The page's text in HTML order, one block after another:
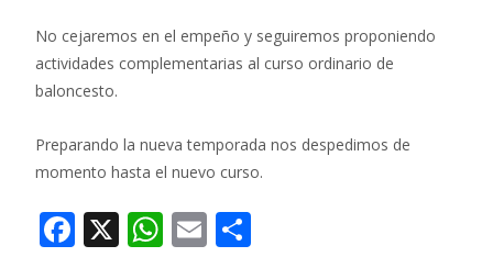
No cejaremos en el empeño y seguiremos proponiendo
actividades complementarias al curso ordinario de
baloncesto.
Preparando la nueva temporada nos despedimos de
momento hasta el nuevo curso.
F X W E